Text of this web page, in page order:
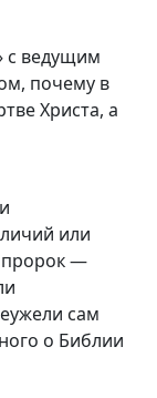
с ведущим
почему в
Христа, а
или
пророк —
сам
о Библии